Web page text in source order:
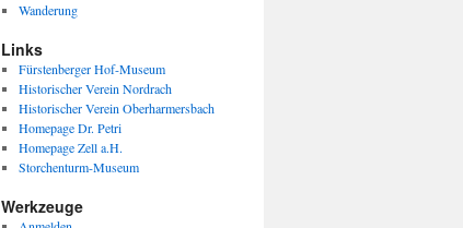
Wanderung
Links
Fürstenberger Hof-Museum
Historischer Verein Nordrach
Historischer Verein Oberharmersbach
Homepage Dr. Petri
Homepage Zell a.H.
Storchenturm-Museum
Werkzeuge